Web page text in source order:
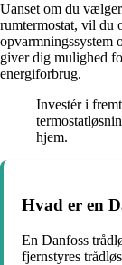
Uanset om du
rumtermostat, vil du
opvarmningssystem
giver dig mulighed
energiforbrug.
Investér i
hjem.
Hvad er en
En Danfoss
fjernstyres